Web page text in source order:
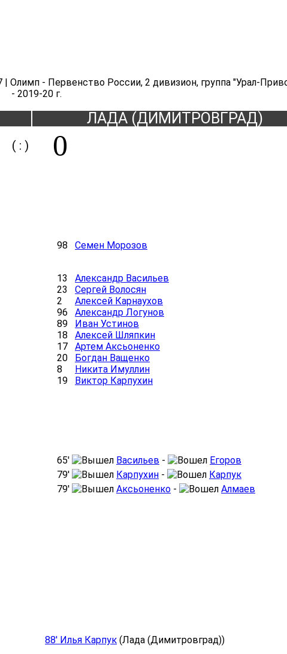
- Первенство России, 2 дивизион, группа "Урал-
- 2019-20 г.
ЛАДА (ДИМИТРОВГРАД)
( : ) 0
98 Семен Морозов
13
Александр Васильев
23
Сергей Волосян
2
Алексей Карнаухов
96
Александр Логунов
89
Иван Устинов
18
Алексей Шляпкин
17
Артем Аксьоненко
20
Богдан Ващенко
8
Никита Имуллин
19
Виктор Карпухин
65′ Васильев -
Егоров
79′
Карпухин -
Карпук
79′
Аксьоненко - Алмаев
88' Илья Карпук (Лада (Димитровград))